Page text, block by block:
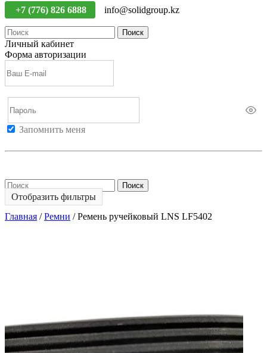
+7 (776) 826 6888 info@solidgroup.kz
Поиск
Личный кабинет
Форма авторизации
Запомнить меня
Поиск
Отобразить фильтры
Главная / Ремни / Ремень ручейковый LNS LF5402